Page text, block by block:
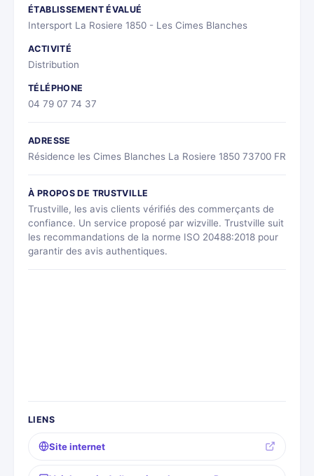
ÉTABLISSEMENT ÉVALUÉ
Intersport La Rosiere 1850 - Les Cimes Blanches
ACTIVITÉ
Distribution
TÉLÉPHONE
04 79 07 74 37
ADRESSE
Résidence les Cimes Blanches La Rosiere 1850 73700 FR
À PROPOS DE TRUSTVILLE
Trustville, les avis clients vérifiés des commerçants de
confiance. Un service proposé par wizville. Trustville suit
les recommandations de la norme ISO 20488:2018 pour
garantir des avis authentiques.
LIENS
Site internet